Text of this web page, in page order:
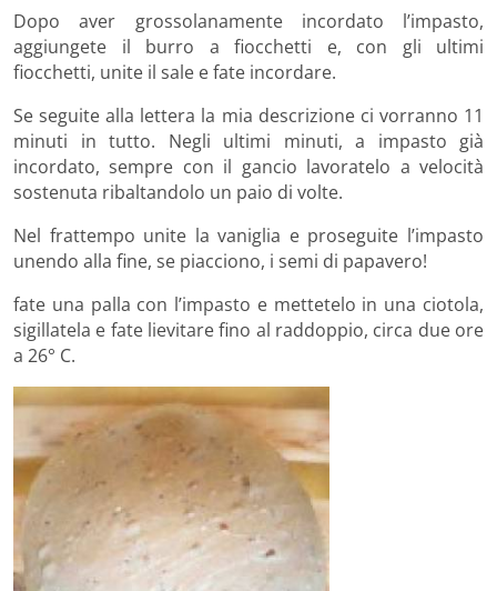
Dopo aver grossolanamente incordato l’impasto,
aggiungete il burro a fiocchetti e, con gli ultimi
fiocchetti, unite il sale e fate incordare.
Se seguite alla lettera la mia descrizione ci vorranno 11
minuti in tutto. Negli ultimi minuti, a impasto già
incordato, sempre con il gancio lavoratelo a velocità
sostenuta ribaltandolo un paio di volte.
Nel frattempo unite la vaniglia e proseguite l’impasto
unendo alla fine, se piacciono, i semi di papavero!
fate una palla con l’impasto e mettetelo in una ciotola,
sigillatela e fate lievitare fino al raddoppio, circa due ore
a 26° C.